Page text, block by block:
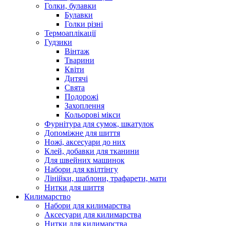
Голки, булавки
Булавки
Голки різні
Термоаплікації
Гудзики
Вінтаж
Тварини
Квіти
Дитячі
Свята
Подорожі
Захоплення
Кольорові мікси
Фурнітура для сумок, шкатулок
Допоміжне для шиття
Ножі, аксесуари до них
Клей, добавки для тканини
Для швейних машинок
Набори для квілтінгу
Лінійки, шаблони, трафарети, мати
Нитки для шиття
Килимарство
Набори для килимарства
Аксесуари для килимарства
Нитки для килимарства